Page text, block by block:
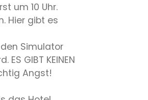
um 10 Uhr.
Hier gibt es
Simulator
GIBT KEINEN
Angst!